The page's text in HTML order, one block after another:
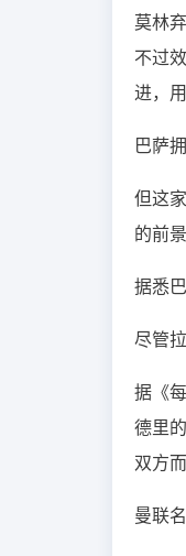
莫林
不过
进，
巴萨
但这
的前
据悉
尽管
据《
德里
双方
曼联